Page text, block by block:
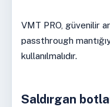
VMT PRO, güvenilir
passthrough
kullanılmalıdır.
Saldırgan